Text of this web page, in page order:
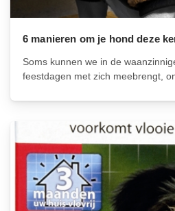
6 manieren om je hond deze
Soms kunnen we in de
feestdagen met zich meebrengt,
ervoor te zorgen dat uw hond een